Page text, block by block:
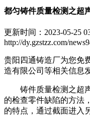
都匀铸件质量检测之超
更新时间：2023-05-25
http://dy.gzstzz.com/
贵阳四通铸造厂为您免
造有限公司等相关信息
铸件质量检测之超声
的检查零件缺陷的方法
的特点，通过截面进入